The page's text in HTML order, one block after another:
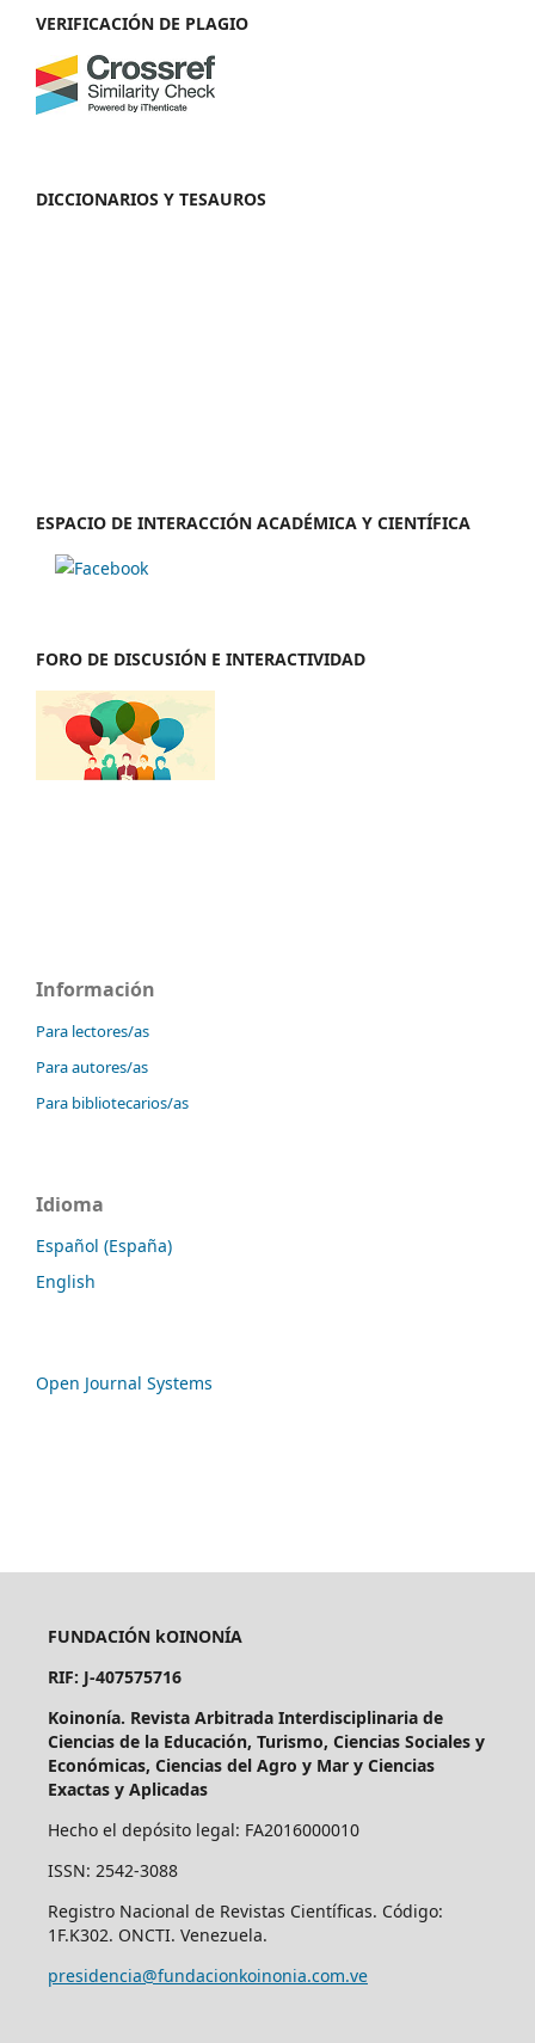
VERIFICACIÓN DE PLAGIO
DICCIONARIOS Y TESAUROS
ESPACIO DE INTERACCIÓN ACADÉMICA Y CIENTÍFICA
FORO DE DISCUSIÓN E INTERACTIVIDAD
Información
Para lectores/as
Para autores/as
Para bibliotecarios/as
Idioma
Español (España)
English
Open Journal Systems
FUNDACIÓN kOINONÍA
RIF: J-407575716
Koinonía. Revista Arbitrada Interdisciplinaria de
Ciencias de la Educación, Turismo, Ciencias Sociales y
Económicas, Ciencias del Agro y Mar y Ciencias
Exactas y Aplicadas
Hecho el depósito legal: FA2016000010
ISSN: 2542-3088
Registro Nacional de Revistas Científicas. Código:
1F.K302. ONCTI. Venezuela.
presidencia@fundacionkoinonia.com.ve